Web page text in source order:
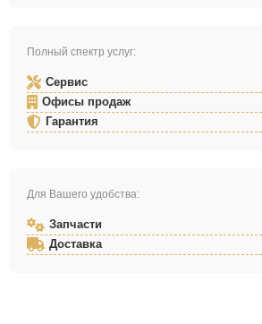
Полный спектр услуг:
Сервис
Офисы продаж
Гарантия
Для Вашего удобства:
Запчасти
Доставка